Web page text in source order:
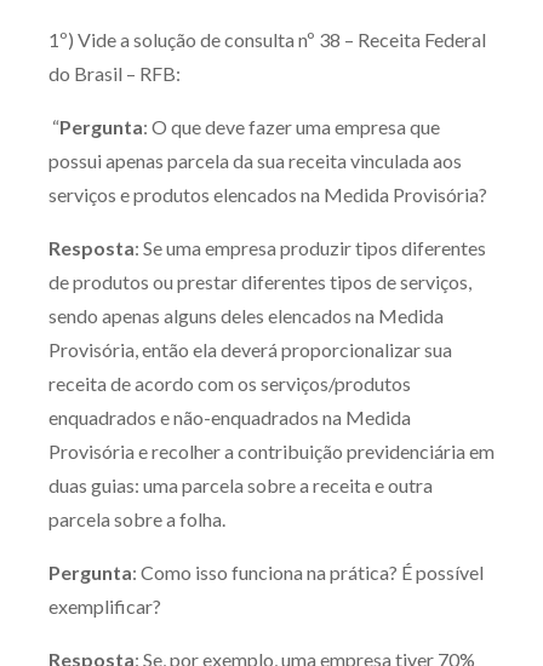
1º) Vide a solução de consulta nº 38 – Receita Federal
do Brasil – RFB:
“Pergunta: O que deve fazer uma empresa que
possui apenas parcela da sua receita vinculada aos
serviços e produtos elencados na Medida Provisória?
Resposta: Se uma empresa produzir tipos diferentes
de produtos ou prestar diferentes tipos de serviços,
sendo apenas alguns deles elencados na Medida
Provisória, então ela deverá proporcionalizar sua
receita de acordo com os serviços/produtos
enquadrados e não-enquadrados na Medida
Provisória e recolher a contribuição previdenciária em
duas guias: uma parcela sobre a receita e outra
parcela sobre a folha.
Pergunta: Como isso funciona na prática? É possível
exemplificar?
Resposta: Se, por exemplo, uma empresa tiver 70%